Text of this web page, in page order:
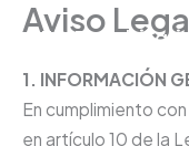
contenido
SEO
Aviso
1. INFORMACIÓN
En cumplimiento
en artículo 10 de la